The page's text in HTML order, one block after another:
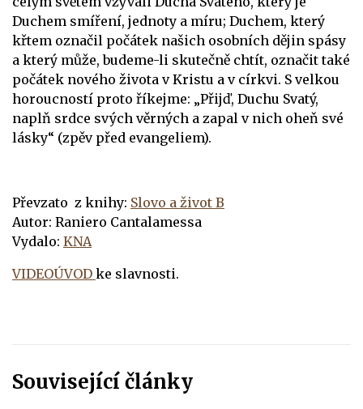
Duchem smíření, jednoty a míru; Duchem, který
křtem označil počátek našich osobních dějin spásy
a který může, budeme-li skutečně chtít, označit také
počátek nového života v Kristu a v církvi. S velkou
horoucností proto říkejme: „Přijď, Duchu Svatý,
naplň srdce svých věrných a zapal v nich oheň své
lásky“ (zpěv před evangeliem).
Převzato z knihy: Slovo a život B
Autor: Raniero Cantalamessa
Vydalo: KNA
VIDEOÚVOD ke slavnosti.
Související články